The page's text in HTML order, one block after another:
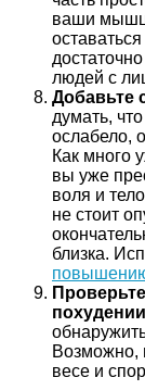
ваши
людей с
Добавьте
думать,
ослабело,
Как много
вы уже
воля и
не стоит
близка.
Возможно,
весе и